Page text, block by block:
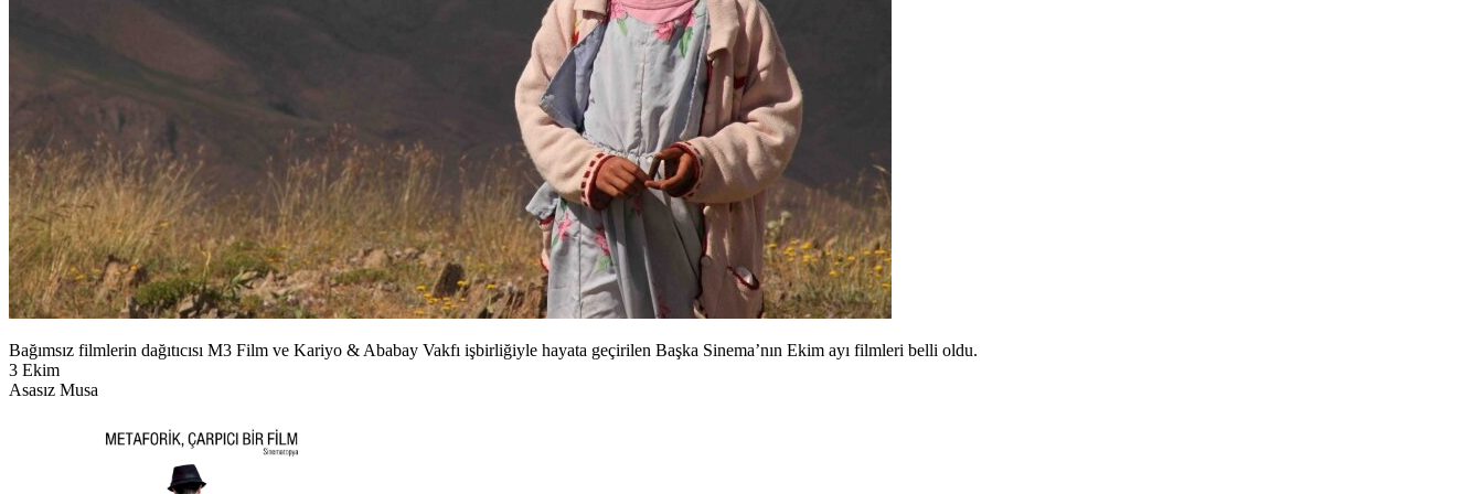
Bağımsız filmlerin dağıtıcısı M3 Film ve Kariyo & Ababay Vakfı işbirliğiyle hayata geçirilen Başka Sinema’nın Ekim ayı filmleri belli oldu.
3 Ekim
Asasız Musa